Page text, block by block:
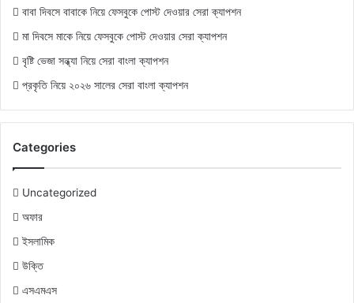
বাবা দিবসে বাবাকে নিয়ে ফেসবুকে পোস্ট দেওয়ার সেরা ক্যাপশন
মা দিবসে মাকে নিয়ে ফেসবুকে পোস্ট দেওয়ার সেরা ক্যাপশন
বৃষ্টি ভেজা সন্ধ্যা নিয়ে সেরা বাংলা ক্যাপশন
প্রকৃতি নিয়ে ২০২৬ সালের সেরা বাংলা ক্যাপশন
Categories
Uncategorized
অফার
ইসলামিক
উক্তি
এসএমএস